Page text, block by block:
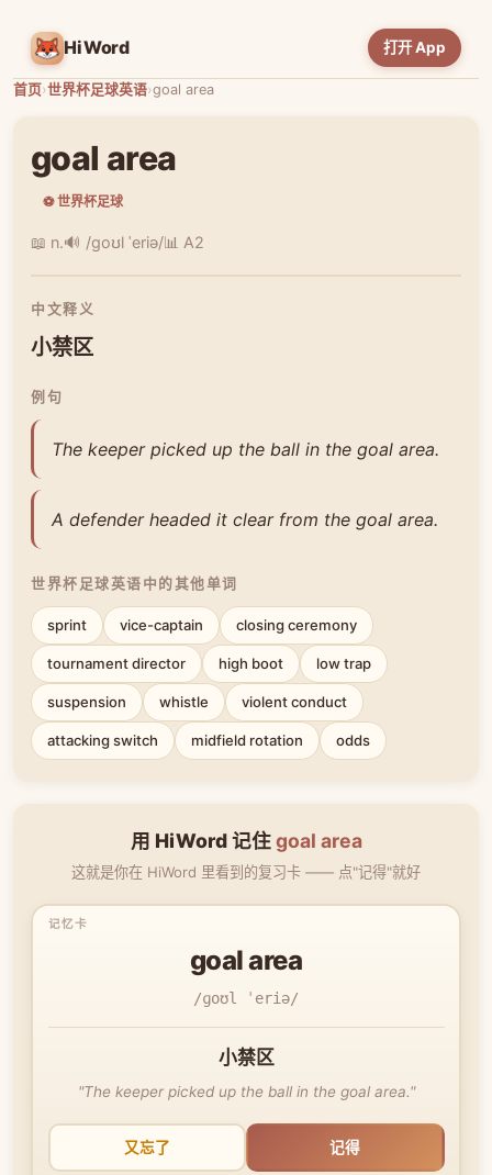
HiWord 打开 App
首页›世界杯足球英语›goal area
goal area
⚽ 世界杯足球
📖 n.🔊 /ɡoʊl ˈeriə/📊 A2
中文释义
小禁区
例句
The keeper picked up the ball in the goal area.
A defender headed it clear from the goal area.
世界杯足球英语中的其他单词
sprint vice-captain closing ceremony
tournament director high boot low trap
suspension whistle violent conduct
attacking switch midfield rotation odds
用 HiWord 记住goal area
这就是你在 HiWord 里看到的复习卡 —— 点"记得"就好
goal area
/ɡoʊl ˈeriə/
小禁区
"The keeper picked up the ball in the goal area."
又忘了 记得